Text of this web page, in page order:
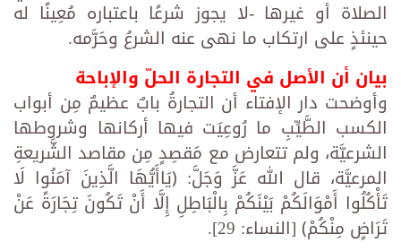
الصلاة أو غيرها -لا يجوز شرعًا باعتباره مُعِينًا له
حينئذٍ على ارتكاب ما نهى عنه الشرعُ وحَرَّمه.
بيان أن الأصل في التجارة الحلّ والإباحة
وأوضحت دار الإفتاء أن التجارةُ بابٌ عظيمٌ مِن أبواب
الكسب الطَّيِّبِ ما رُوعِيَت فيها أركانها وشروطها
الشرعيَّة، ولم تتعارض مع مَقصِدٍ مِن مقاصد الشَّريعةِ
المرعيَّة، قال الله عَزَّ وَجَلَّ: ﴿يَاأَيُّهَا الَّذِينَ آمَنُوا لَا
تَأْكُلُوا أَمْوَالَكُمْ بَيْنَكُمْ بِالْبَاطِلِ إِلَّا أَنْ تَكُونَ تِجَارَةً عَنْ
تَرَاضٍ مِنْكُمْ﴾ [النساء: 29].